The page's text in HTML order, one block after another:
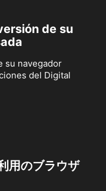
de su
su navegador
del Digital
用のブラウザ